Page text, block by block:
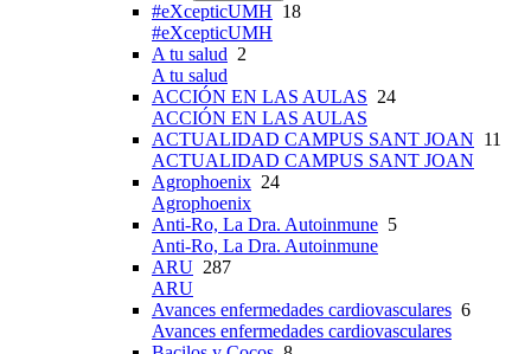
#eXcepticUMH 18
#eXcepticUMH
A tu salud 2
A tu salud
ACCIÓN EN LAS AULAS 24
ACCIÓN EN LAS AULAS
ACTUALIDAD CAMPUS SANT JOAN 11
ACTUALIDAD CAMPUS SANT JOAN
Agrophoenix 24
Agrophoenix
Anti-Ro, La Dra. Autoinmune 5
Anti-Ro, La Dra. Autoinmune
ARU 287
ARU
Avances enfermedades cardiovasculares 6
Avances enfermedades cardiovasculares